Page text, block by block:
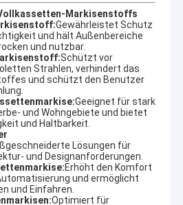
Markise
Markisenstoffs
Gewährleistet Schutz
und hält Außenbereiche
und nutzbar.
Schützt vor
Strahlen, verhindert das
und schützt den Benutzer
Geeignet für stark
und Wohngebiete und bietet
und Haltbarkeit.
Lösungen für
und Designanforderungen.
Erhöht den Komfort
und ermöglicht
und Einfahren.
Optimiert für
hat und in diesem
zu Hause als auch an Bord
hat..
eine Vielzahl von Außenmarkise,
Outdoor-Riesenschirme usw. Es
wie Terrasschuppen,
aus
Pavillon, Traubenrahmen
zuerst, hervorragende Qualität,
Aussehen, flexible
Unterstützung der Kunden mit
Produktion, Design, Transport,
andere Fragen.